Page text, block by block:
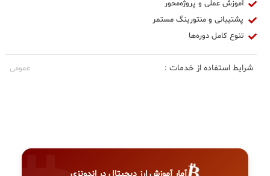
آموزش عملی و پروژه‌محور
پشتیبانی و منتورینگ مستمر
تنوع کامل دوره‌ها
شرایط استفاده از خدمات : عمومی